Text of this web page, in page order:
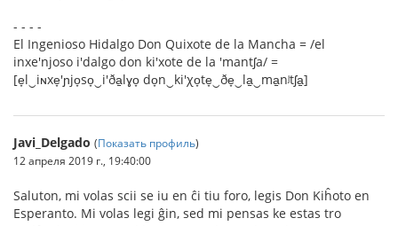
- - - -
El Ingenioso Hidalgo Don Quixote de la Mancha = /el
inxe'njoso i'dalgo don ki'xote de la 'mantʃa/ =
[e̞l‿iɴxe̞'ɲjo̞so̞‿i'ða̠lɣo̞ do̞n‿ki'χo̞te̞‿ðe̞‿la̠‿ma̠nʲtʃa̠]
Javi_Delgado (Показать профиль)
12 апреля 2019 г., 19:40:00
Saluton, mi volas scii se iu en ĉi tiu foro, legis Don Kiĥoto en
Esperanto. Mi volas legi ĝin, sed mi pensas ke estas tro